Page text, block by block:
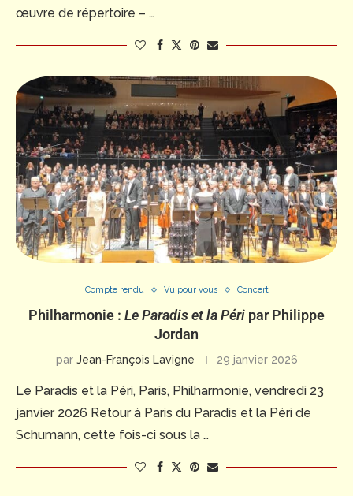
œuvre de répertoire – …
Compte rendu Vu pour vous Concert
Philharmonie : Le Paradis et la Péri par Philippe
Jordan
par Jean-François Lavigne 29 janvier 2026
Le Paradis et la Péri, Paris, Philharmonie, vendredi 23
janvier 2026 Retour à Paris du Paradis et la Péri de
Schumann, cette fois-ci sous la …